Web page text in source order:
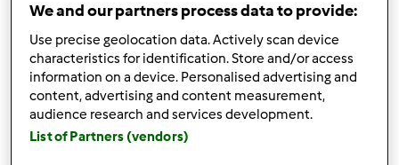
Topo
Iniciar sessãoou registe-se aquipara escrever
comentários
We and our partners process data to provide:
Use precise geolocation data. Actively scan device
characteristics for identification. Store and/or access
information on a device. Personalised advertising and
content, advertising and content measurement,
audience research and services development.
List of Partners (vendors)